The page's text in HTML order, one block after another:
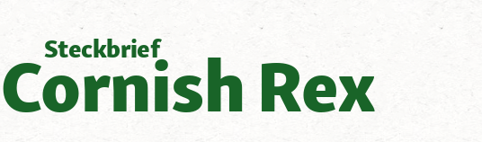
Steckbrief
Cornish Rex